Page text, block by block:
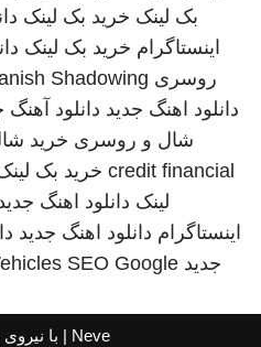
بک لینک خرید بک لینک
اینستاگرام خرید بک لینک
روسری Shadowing
دانلود اهنگ جدید دانلود آهنگ
شال و روسری خرید
credit financial خرید بک
لینک دانلود اهنگ
اینستاگرام دانلود اهنگ جدید
جدید SEO Google
Neve | با نیروی